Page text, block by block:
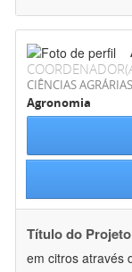
CIÊNCIAS AGRÁRIAS
Agronomia
Título do
em citros através